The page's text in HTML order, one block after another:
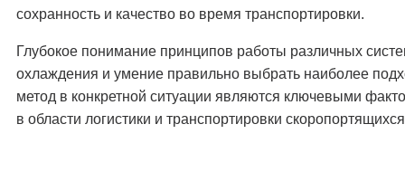
сохранность и качество во время транспортировки.
Глубокое понимание принципов работы различных
охлаждения и умение правильно выбрать наиболее
метод в конкретной ситуации являются ключевыми
в области логистики и транспортировки